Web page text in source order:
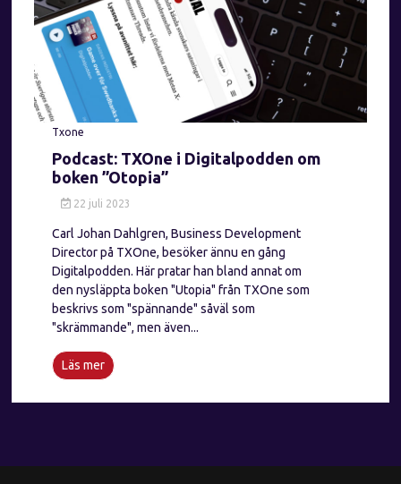
Txone
Podcast: TXOne i Digitalpodden om
boken ”Otopia”
22 juli 2023
Carl Johan Dahlgren, Business Development
Director på TXOne, besöker ännu en gång
Digitalpodden. Här pratar han bland annat om
den nysläppta boken "Utopia" från TXOne som
beskrivs som "spännande" såväl som
"skrämmande", men även...
Läs mer